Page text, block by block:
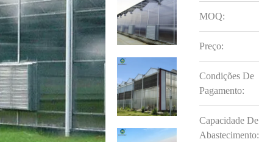
MOQ:
Preço:
Condições De
Pagamento:
Capacidade De
Abastecimento: